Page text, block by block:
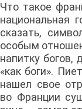
Что такое
национальная
сказать,
особым
напитку
«как боги».
нашел свое
во Франции